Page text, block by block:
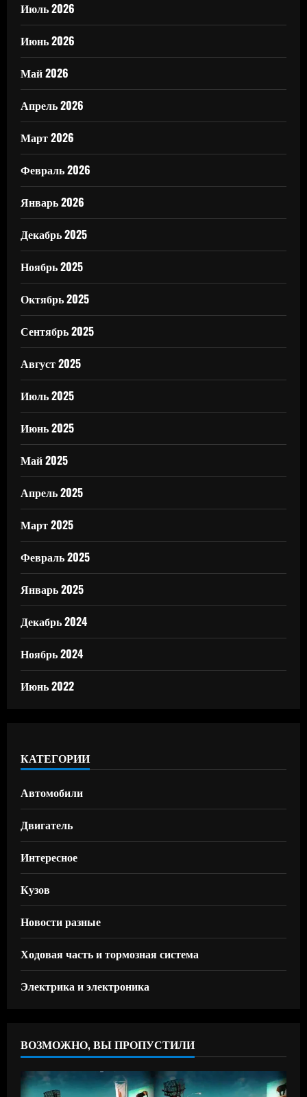
Июль 2026
Июнь 2026
Май 2026
Апрель 2026
Март 2026
Февраль 2026
Январь 2026
Декабрь 2025
Ноябрь 2025
Октябрь 2025
Сентябрь 2025
Август 2025
Июль 2025
Июнь 2025
Май 2025
Апрель 2025
Март 2025
Февраль 2025
Январь 2025
Декабрь 2024
Ноябрь 2024
Июнь 2022
КАТЕГОРИИ
Автомобили
Двигатель
Интересное
Кузов
Новости разные
Ходовая часть и тормозная система
Электрика и электроника
ВОЗМОЖНО, ВЫ ПРОПУСТИЛИ